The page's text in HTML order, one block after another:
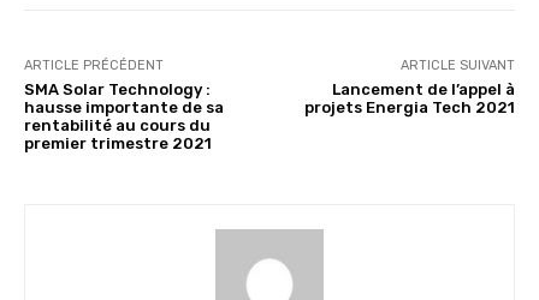
ARTICLE PRÉCÉDENT
SMA Solar Technology :
hausse importante de sa
rentabilité au cours du
premier trimestre 2021
ARTICLE SUIVANT
Lancement de l’appel à
projets Energia Tech 2021